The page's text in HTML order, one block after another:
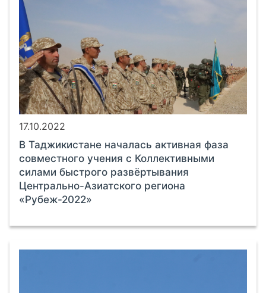
17.10.2022
В Таджикистане началась активная фаза
совместного учения с Коллективными
силами быстрого развёртывания
Центрально-Азиатского региона
«Рубеж-2022»